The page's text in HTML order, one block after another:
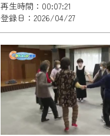
再生時間：00:07:21
登録日：2026/04/27